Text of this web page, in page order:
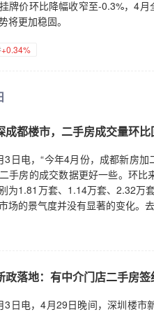
牌价环比降幅收窄至-0.3%，4
将更加稳固。
+0.34%
成都楼市，二手房成交量环比
3日电，“今年4月份，成都新房
手房的成交数据更好一些。环
为1.81万套、1.14万套、2.32万
场的景气度并没有显著的变化。
政落地：有中介门店二手房
3日电，4月29日晚间，深圳楼市